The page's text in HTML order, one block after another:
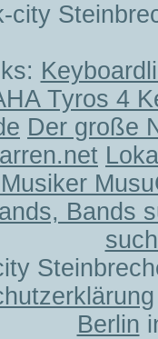
city
Tyros 4
Der große
Bands
Berlin